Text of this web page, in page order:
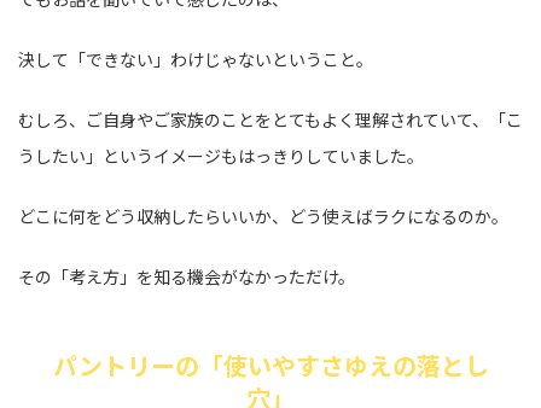
決して「できない」わけじゃないということ。
むしろ、ご自身やご家族のことをとてもよく理解されていて、「こ
うしたい」というイメージもはっきりしていました。
どこに何をどう収納したらいいか、どう使えばラクになるのか。
その「考え方」を知る機会がなかっただけ。
パントリーの「使いやすさゆえの落とし
穴」